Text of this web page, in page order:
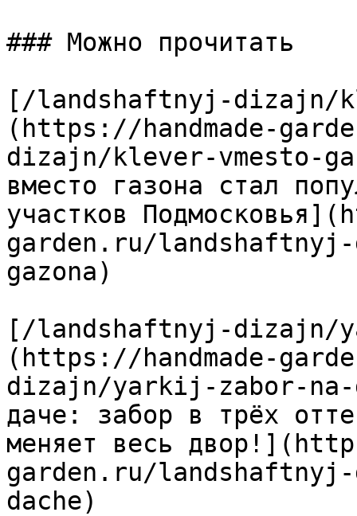
### Можно прочитать
[/landshaftnyj-dizajn/
(https://handmade-
dizajn/klever-vmesto-
вместо газона стал
участков
garden.ru/
gazona)
[/landshaftnyj-dizajn/
(https://handmade-
dizajn/yarkij-zabor-na-
даче: забор в трёх
меняет весь
garden.ru/
dache)